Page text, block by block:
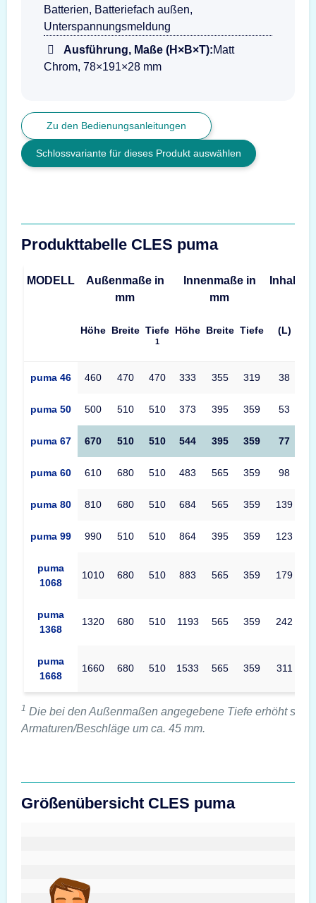
Batterien, Batteriefach außen,
Unterspannungsmeldung
Ausführung, Maße (H×B×T):Matt
Chrom, 78×191×28 mm
Zu den Bedienungsanleitungen
Schlossvariante für dieses Produkt auswählen
Produkttabelle CLES puma
MODELL
Außenmaße in
mm
Innenmaße in
mm
Inhalt
Höhe Breite Tiefe
1
Höhe Breite Tiefe (L)
puma 46 460 470 470 333 355 319 38
puma 50 500 510 510 373 395 359 53
puma 67 670 510 510 544 395 359 77
puma 60 610 680 510 483 565 359 98
puma 80 810 680 510 684 565 359 139
puma 99 990 510 510 864 395 359 123
puma
1068
1010 680 510 883 565 359 179
puma
1368
1320 680 510 1193 565 359 242
puma
1668
1660 680 510 1533 565 359 311
1 Die bei den Außenmaßen angegebene Tiefe erhöht sich
Armaturen/Beschläge um ca. 45 mm.
Größenübersicht CLES puma